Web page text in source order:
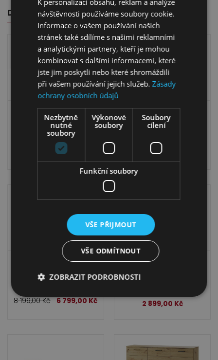
DALŠÍ PRODUKTY Z KOLEKCE K OBJEDNÁNÍ
Vitrína Lucas 12
6 899,00
5 999,00Kč
Vitrína Lucas 15
5 199,00
4 499,00
8 199,00Kč 6 799,00Kč
TV stolek Lucas 25
2 899,00 Kč
K personalizaci obsahu, reklam a analýze
návštěvnosti používáme soubory cookie.
Informace o vašem používání našich
stránek také sdílíme s našimi reklamními
a analytickými partnery, kteří je mohou
kombinovat s dalšími informacemi, které
jste jim poskytli nebo které shromáždili
při vašem používání jejich služeb.Zásady
ochrany osobních údajů
Nezbytně
nutné
soubory
Výkonové
soubory
Soubory
cílení
Funkční soubory
VŠE PŘIJMOUT
VŠE ODMÍTNOUT
ZOBRAZIT PODROBNOSTI